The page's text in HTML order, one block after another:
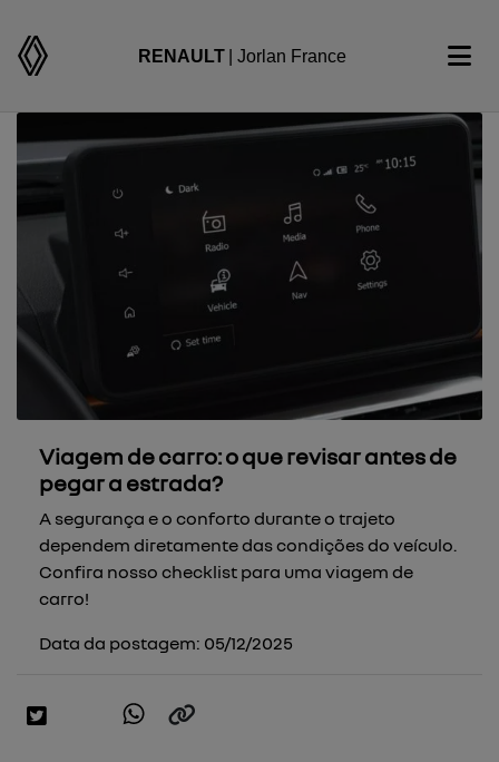
RENAULT | Jorlan France
Viagem de carro: o que revisar antes de
pegar a estrada?
A segurança e o conforto durante o trajeto
dependem diretamente das condições do veículo.
Confira nosso checklist para uma viagem de
carro!
Data da postagem: 05/12/2025